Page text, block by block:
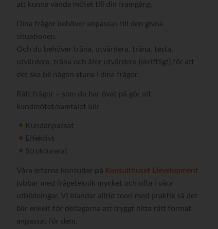
att kunna vända mötet till din framgång.
Dina frågor behöver anpassas till den givna
situationen.
Och du behöver träna, utvärdera, träna, testa,
utvärdera, träna och åter utvärdera (skriftligt) för att
det ska bli någon stuns i dina frågor.
Rätt frågor – som du har övat på gör att
kundmötet/samtalet blir
Kundanpassat
Effektivt
Strukturerat
Våra erfarna konsulter på Konsulthuset Development
jobbar med frågeteknik mycket och ofta i våra
utbildningar. Vi blandar alltid teori med praktik så det
blir enkelt för deltagarna att tryggt hitta rätt format
anpassat för dem.